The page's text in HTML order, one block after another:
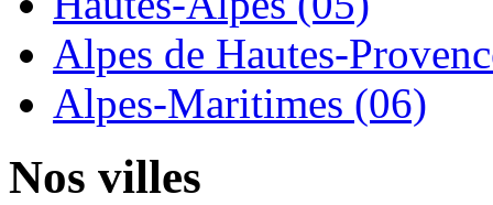
Alpes de Hautes-
Alpes-Maritimes (06)
Nos villes